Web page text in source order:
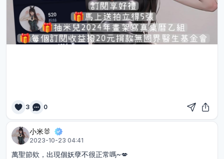
3 0
小米🐰
2023-10-23 04:41
萬聖節欸，出現個妖孽不很正常嗎~💋